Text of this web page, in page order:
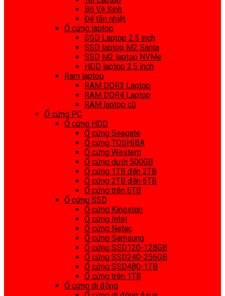
Bộ Vệ Sinh
Đế tản nhiệt
Ổ cứng laptop
SSD Laptop 2.5 inch
SSD laptop M2 Santa
SSD M2 laptop NVMe
HDD laptop 2.5 inch
Ram laptop
RAM DDR3 Laptop
RAM DDR4 Laptop
RAM laptop cũ
Ổ cứng PC
Ổ cứng HDD
Ổ cứng Seagate
Ổ cứng TOSHIBA
Ổ cứng Western
Ổ cứng dưới 500GB
Ổ cứng 1TB đến 2TB
Ổ cứng 2TB đến 6TB
Ổ cứng trên 6TB
Ổ cứng SSD
Ổ cứng Kingston
Ổ cứng Intel
Ổ cứng Netac
Ổ cứng Samsung
Ổ cứng SSD120-128GB
Ổ cứng SSD240-256GB
Ổ cứng SSD480-1TB
Ổ cứng trên 1TB
Ổ cứng di động